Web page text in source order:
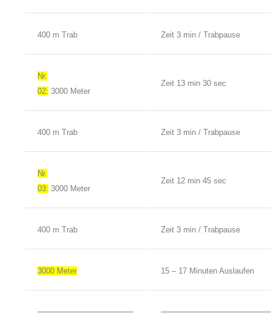
400 m Trab Zeit 3 min / Trabpause
Nr.
02: 3000 Meter
Zeit 13 min 30 sec
400 m Trab Zeit 3 min / Trabpause
Nr.
03: 3000 Meter
Zeit 12 min 45 sec
400 m Trab Zeit 3 min / Trabpause
3000 Meter 15 – 17 Minuten Auslaufen
——————————–